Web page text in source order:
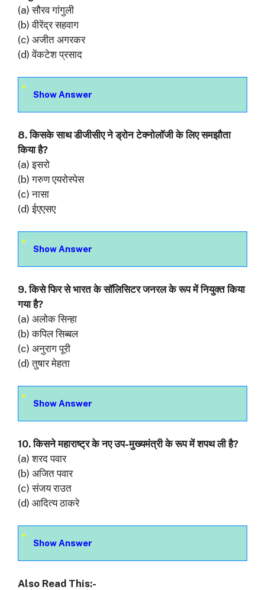
(a) सौरव गांगुली
(b) वीरेंद्र सहवाग
(c) अजीत अगरकर
(d) वेंकटेश प्रसाद
Show Answer
8. किसके साथ डीजीसीए ने ड्रोन टेक्नोलॉजी के लिए समझौता
किया है?
(a) इसरो
(b) गरुण एयरोस्पेस
(c) नासा
(d) ईएएसए
Show Answer
9. किसे फिर से भारत के सॉलिसिटर जनरल के रूप में नियुक्त किया
गया है?
(a) अलोक सिन्हा
(b) कपिल सिब्बल
(c) अनुराग पूरी
(d) तुषार मेहता
Show Answer
10. किसने महाराष्ट्र के नए उप-मुख्यमंत्री के रूप में शपथ ली है?
(a) शरद पवार
(b) अजित पवार
(c) संजय राउत
(d) आदित्य ठाकरे
Show Answer
Also Read This:-